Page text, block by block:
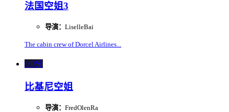
法国空姐3
导演： LiselleBai
The cabin crew of Dorcel Airlines...
0.0分
比基尼空姐
导演： FredOlenRa